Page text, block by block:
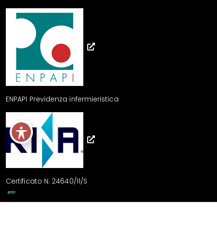
ENPAPI Previdenza infermieristica
Certificato N. 24640/11/S